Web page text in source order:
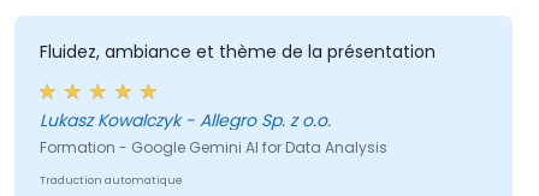
Fluidez, ambiance et thème de la présentation
Lukasz Kowalczyk - Allegro Sp. z o.o.
Formation - Google Gemini AI for Data Analysis
Traduction automatique